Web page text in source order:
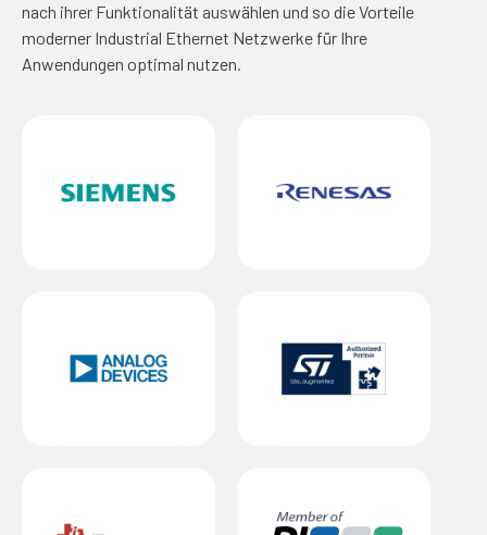
nach ihrer Funktionalität auswählen und so die Vorteile
moderner Industrial Ethernet Netzwerke für Ihre
Anwendungen optimal nutzen.